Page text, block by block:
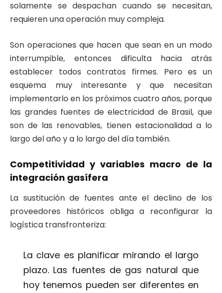
solamente se despachan cuando se necesitan,
requieren una operación muy compleja.
Son operaciones que hacen que sean en un modo
interrumpible, entonces dificulta hacia atrás
establecer todos contratos firmes. Pero es un
esquema muy interesante y que necesitan
implementarlo en los próximos cuatro años, porque
las grandes fuentes de electricidad de Brasil, que
son de las renovables, tienen estacionalidad a lo
largo del año y a lo largo del día también.
Competitividad y variables macro de la
integración gasífera
La sustitución de fuentes ante el declino de los
proveedores históricos obliga a reconfigurar la
logística transfronteriza:
La clave es planificar mirando el largo
plazo. Las fuentes de gas natural que
hoy tenemos pueden ser diferentes en